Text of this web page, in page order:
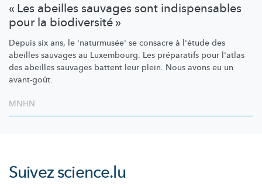
« Les abeilles sauvages sont indispensables
pour la biodiversité »
Depuis six ans, le 'naturmusée' se consacre à l'étude des
abeilles sauvages au Luxembourg. Les préparatifs pour l'atlas
des abeilles sauvages battent leur plein. Nous avons eu un
avant-goût.
MNHN
Suivezscience.lu